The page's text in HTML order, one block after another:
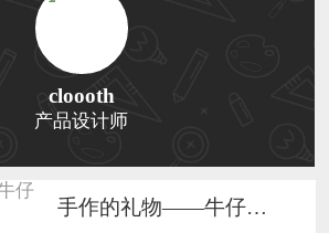
用户作品已成功备案！
用户作品已成功备案！
用户作品已成功备案！
用户作品已成功备案！
用户作品已成功备案！
cloooth
产品设计师
手作的礼物——牛仔布鸳鸯抱枕来自cl1801